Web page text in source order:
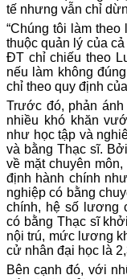
tế nhưng vẫn chỉ
“Chúng tôi làm
thuộc quản lý của
ĐT chỉ chiếu theo
nếu làm không
chỉ theo quy định
Trước đó, phản
nhiều khó khăn
như học tập và
và bằng Thạc sĩ.
về mặt chuyên
định hành chính
nghiệp có bằng
chính, hệ số lương
có bằng Thạc sĩ
nội trú, mức lương
cử nhân đại học là
Bên cạnh đó, với